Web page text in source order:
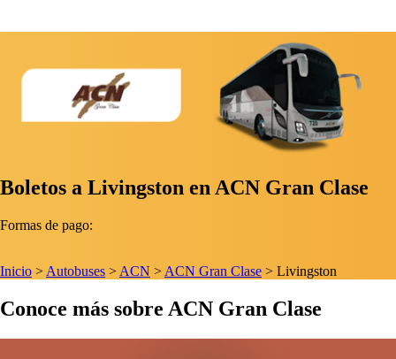
Boletos a Livingston en ACN Gran Clase
Formas de pago:
Inicio > Autobuses > ACN > ACN Gran Clase > Livingston
Conoce más sobre ACN Gran Clase